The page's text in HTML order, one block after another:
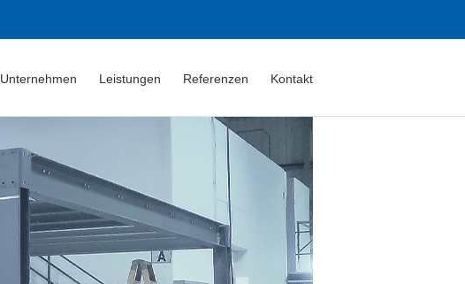
Unternehmen Leistungen Referenzen Kontakt